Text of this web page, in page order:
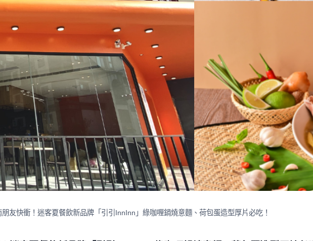
朋友快衝！迷客夏餐飲新品牌「引引InnInn」綠咖喱鍋燒意麵、荷包蛋造型厚片必吃！